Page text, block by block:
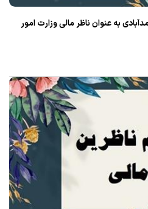
به عنوان ناظر مالی وزارت امور